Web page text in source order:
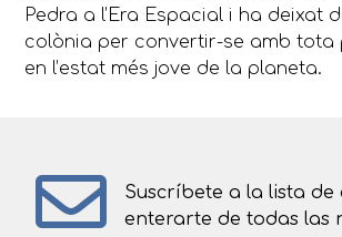
Pedra a l’Era Espacial i ha deixat
colònia per convertir-se amb tota
en l’estat més jove de la planeta.
Suscríbete a la lista
enterarte de todas las